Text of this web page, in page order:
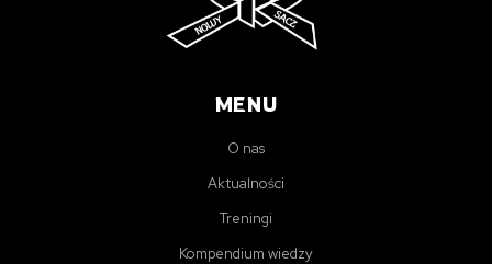
MENU
O nas
Aktualności
Treningi
Kompendium wiedzy